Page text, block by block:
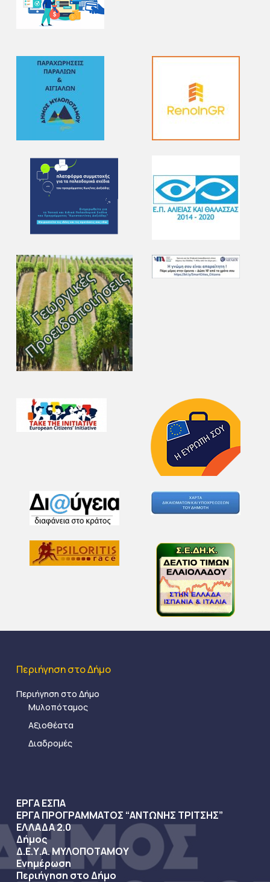
Περιήγηση στο Δήμο
Περιήγηση στο Δήμο
Μυλοπόταμος
Αξιοθέατα
Διαδρομές
ΕΡΓΑ ΕΣΠΑ
ΕΡΓΑ ΠΡΟΓΡΑΜΜΑΤΟΣ “ΑΝΤΩΝΗΣ ΤΡΙΤΣΗΣ”
ΕΛΛΑΔΑ 2.0
Δήμος
Δ.Ε.Υ.Α. ΜΥΛΟΠΟΤΑΜΟΥ
Ενημέρωση
Περιήγηση στο Δήμο